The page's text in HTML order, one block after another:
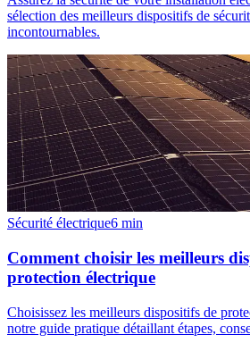
sélection des meilleurs dispositifs de
incontournables.
Sécurité électrique6 min
Comment choisir les meilleurs
protection électrique
Choisissez les meilleurs dispositifs de
notre guide pratique détaillant étapes,